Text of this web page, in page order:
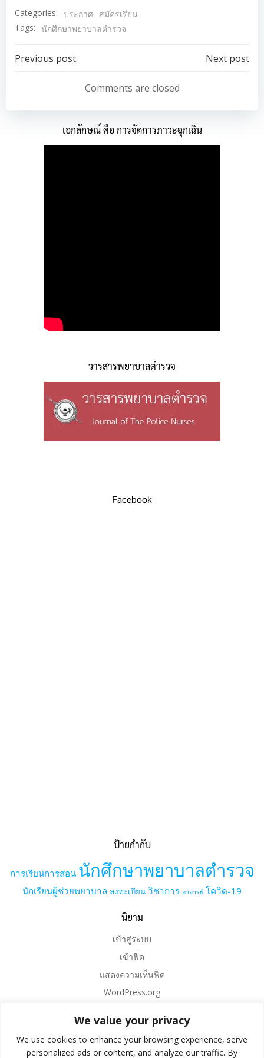
We value your privacy
We use cookies to enhance your browsing experience, serve
personalized ads or content, and analyze our traffic. By
Categories: ประกาศ สมัครเรียน
Tags:
นักศึกษาพยาบาลตำรวจ
Post
navigation
Previous post
navigation
Next post
Comments are closed
เอกลักษณ์ คือ การจัดการภาวะฉุกเฉิน
วารสารพยาบาลตำรวจ
Facebook
ป้ายกำกับ
การเรียนการสอน นักศึกษาพยาบาลตำรวจ
นักเรียนผู้ช่วยพยาบาล ลงทะเบียน วิชาการ อาจารย์ โควิด-19
นิยาม
เข้าสู่ระบบ
เข้าฟีด
แสดงความเห็นฟีด
WordPress.org